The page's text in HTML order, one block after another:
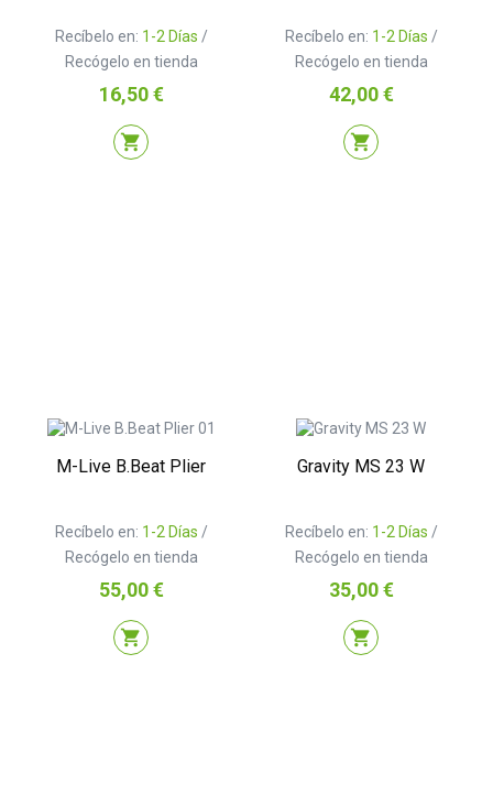
Recíbelo en: 1-2 Días /
Recógelo en tienda
Precio
16,50 €
shopping_cart
Recíbelo en: 1-2 Días /
Recógelo en tienda
Precio
42,00 €
shopping_cart
M-Live B.Beat Plier
Recíbelo en: 1-2 Días /
Recógelo en tienda
Precio
55,00 €
shopping_cart
Gravity MS 23 W
Recíbelo en: 1-2 Días /
Recógelo en tienda
Precio
35,00 €
shopping_cart